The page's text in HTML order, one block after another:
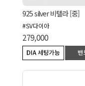
925 silver 비텔라 [중]
#SV다이아
279,000